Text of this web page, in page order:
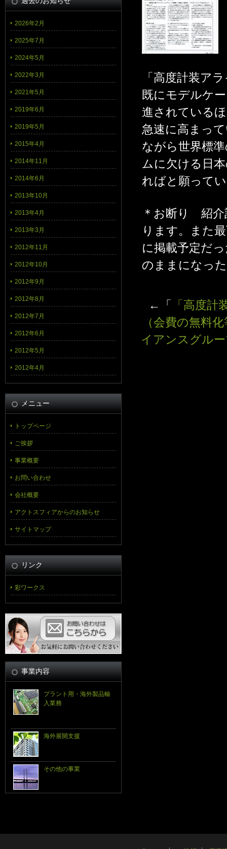
「高度計装ア
既にモデルケ
進されている
急速に高まっ
ながら世界標
ムに欠ける日
ればと願って
＊お断り 紹介
ります。また
に掲載予定だ
のままになっ
←「 「高度
（会費の無料
イアンスグル
2026年2月
2025年7月
2024年5月
2022年3月
2021年5月
2019年6月
2019年5月
2015年4月
2014年11月
2014年6月
2013年10月
2013年4月
2013年3月
2012年11月
2012年10月
2012年9月
2012年8月
2012年7月
2012年6月
2012年5月
2012年4月
メニュー
トップページ
ご挨拶
事業概要
お問い合わせ
会社概要
アクトスフィアからのお知らせ
サイトマップ
リンク
彩ワークス
事業内容
プラント用・海外製品輸
入業務
海外展開支援
その他の事業